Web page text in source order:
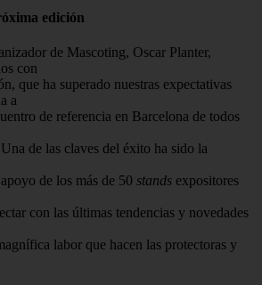
edición
de Mascoting, Oscar Planter,
con
que ha superado nuestras expectativas
a
de referencia en Barcelona de todos
de las claves del éxito ha sido la
de los más de 50 stands expositores
con las últimas tendencias y novedades
labor que hacen las protectoras y